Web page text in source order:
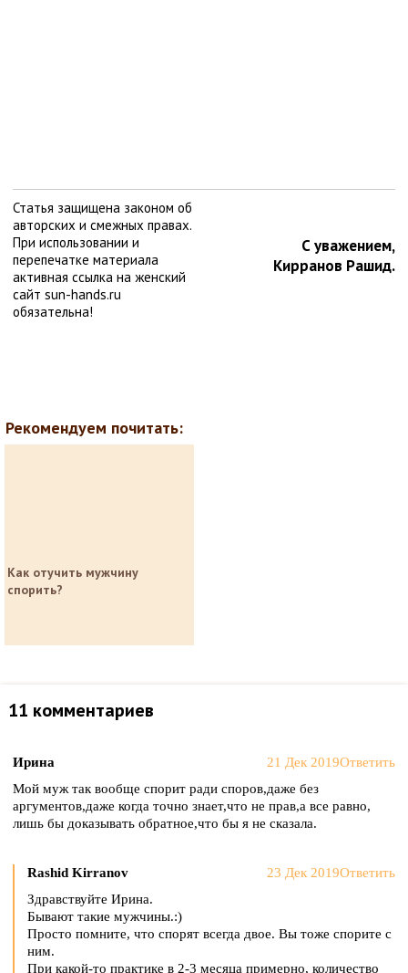
Статья защищена законом об
авторских и смежных правах.
При использовании и
перепечатке материала
активная ссылка на женский
сайт sun-hands.ru
обязательна!
С уважением,
Кирранов Рашид.
Рекомендуем почитать:
Как отучить мужчину
спорить?
11 комментариев
Ирина 21 Дек 2019Ответить
Мой муж так вообще спорит ради споров,даже без
аргументов,даже когда точно знает,что не прав,а все равно,
лишь бы доказывать обратное,что бы я не сказала.
Rashid Kirranov 23 Дек 2019Ответить
Здравствуйте Ирина.
Бывают такие мужчины.:)
Просто помните, что спорят всегда двое. Вы тоже спорите с
ним.
При какой-то практике в 2-3 месяца примерно, количество